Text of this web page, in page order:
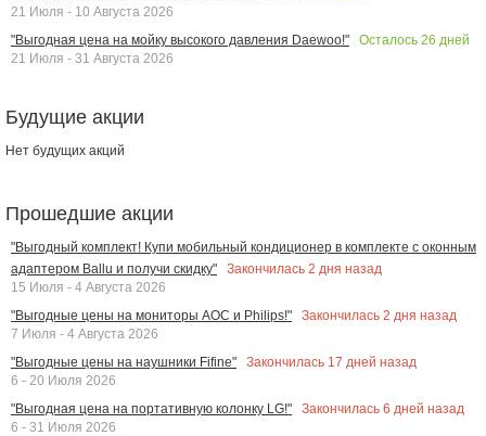
21 Июля - 10 Августа 2026
"Выгодная цена на мойку высокого давления Daewoo!"
Осталось 26 дней
21 Июля - 31 Августа 2026
Будущие акции
Нет будущих акций
Прошедшие акции
"Выгодный комплект! Купи мобильный кондиционер в комплекте с оконным
адаптером Ballu и получи скидку"
Закончилась 2 дня назад
15 Июля - 4 Августа 2026
"Выгодные цены на мониторы AOC и Philips!"
Закончилась 2 дня назад
7 Июля - 4 Августа 2026
"Выгодные цены на наушники Fifine"
Закончилась 17 дней назад
6 - 20 Июля 2026
"Выгодная цена на портативную колонку LG!"
Закончилась 6 дней назад
6 - 31 Июля 2026